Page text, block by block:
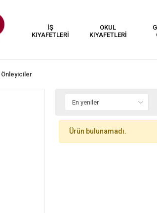
İŞ
KIYAFETLERİ
OKUL
KIYAFETLERİ
Önleyiciler
Ürün bulunamadı.